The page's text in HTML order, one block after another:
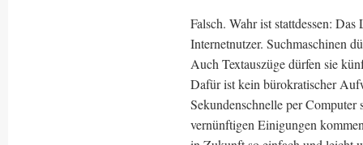
Falsch. Wahr ist stattdessen:
Internetnutzer. Suchmaschinen
Auch Textauszüge dürfen sie
Dafür ist kein bürokratischer
Sekundenschnelle per
vernünftigen Einigungen